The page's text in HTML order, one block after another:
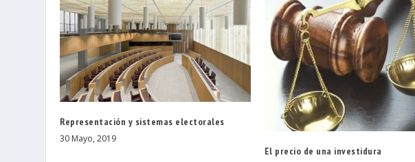
Representación y sistemas electorales
30 Mayo, 2019
El precio de una investidura